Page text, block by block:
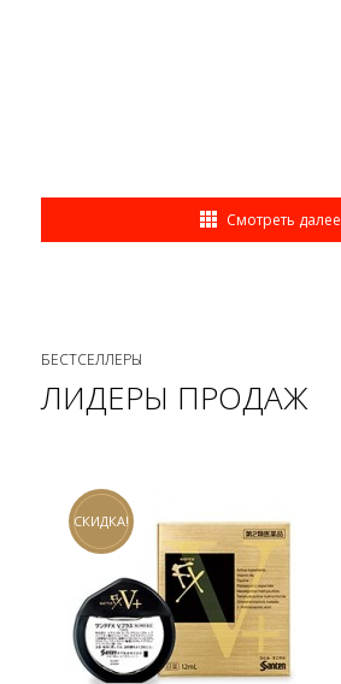
Смотреть далее
БЕСТСЕЛЛЕРЫ
ЛИДЕРЫ ПРОДАЖ
СКИДКА!